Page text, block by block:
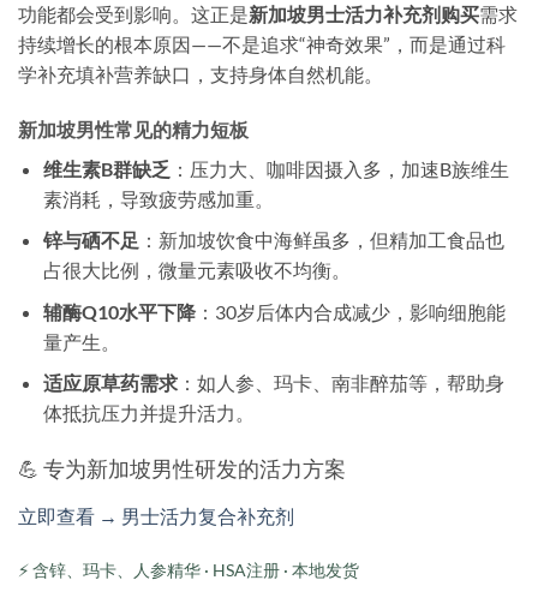
功能都会受到影响。这正是新加坡男士活力补充剂购买需求
持续增长的根本原因——不是追求“神奇效果”，而是通过科
学补充填补营养缺口，支持身体自然机能。
新加坡男性常见的精力短板
维生素B群缺乏 ：压力大、咖啡因摄入多，加速B族维生
素消耗，导致疲劳感加重。
锌与硒不足 ：新加坡饮食中海鲜虽多，但精加工食品也
占很大比例，微量元素吸收不均衡。
辅酶Q10水平下降：30岁后体内合成减少，影响细胞能
量产生。
适应原草药需求：如人参、玛卡、南非醉茄等，帮助身
体抵抗压力并提升活力。
💪 专为新加坡男性研发的活力方案
立即查看 → 男士活力复合补充剂
⚡ 含锌、玛卡、人参精华 · HSA注册 · 本地发货